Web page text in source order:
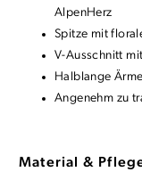
AlpenHerz
Spitze mit
V-Ausschnitt
Halblange
Angenehm zu
Material &